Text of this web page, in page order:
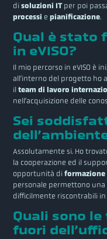
disoluzioni ITper poi
processi epianificazione.
Qual è stato
in eVISO?
Il mio percorso in eVISO è
all’interno del progetto ho
ilteam di lavoro
nell’acquisizione delle
Sei
Assolutamente si. Ho
la cooperazione ed il
opportunità di
personale permettono
difficilmente riscontrabili
Quali sono
fuori